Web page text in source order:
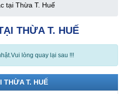
tại Thừa T. Huế
THỪA T. HUẾ
lòng quay lại sau !!!
THỪA T. HUẾ